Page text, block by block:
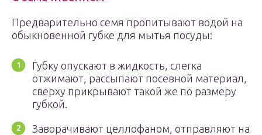
Предварительно семя пропитывают водой на
обыкновенной губке для мытья посуды:
Губку опускают в жидкость, слегка
отжимают, рассыпают посевной материал,
сверху прикрывают такой же по размеру
губкой.
Заворачивают целлофаном, отправляют на